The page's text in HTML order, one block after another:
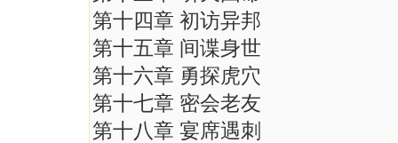
第十四章 初访异邦
第十五章 间谍身世
第十六章 勇探虎穴
第十七章 密会老友
第十八章 宴席遇刺